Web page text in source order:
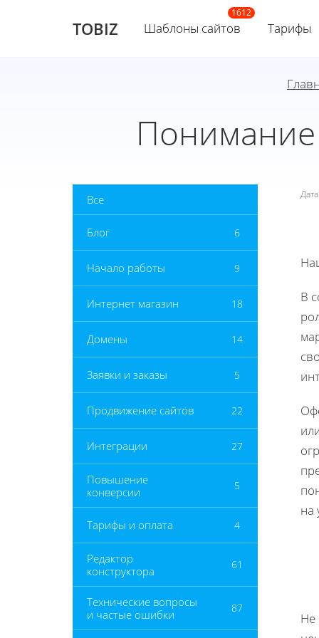
TOBIZ Шаблоны сайтов Тарифы
Все
Блог 6
Начало работы 9
Интернет магазин 18
Домены 14
Заявки и заказы 5
Продвижение сайтов 22
Интеграции 27
Повышение
конверсии
5
Тарифы и оплата 4
Редактор
конструктора
61
Технические вопросы
и частые ошибки
87
В
на
Не